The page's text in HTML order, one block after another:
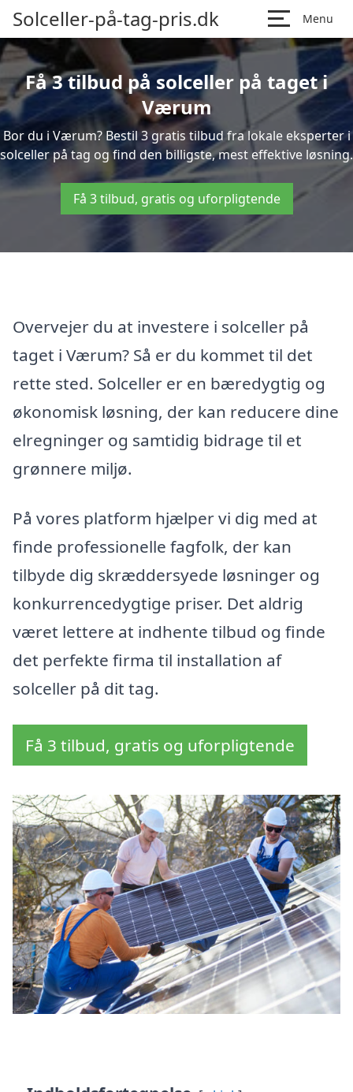
Solceller-på-tag-pris.dk Menu
Få 3 tilbud på solceller på taget i
Værum
Bor du i Værum? Bestil 3 gratis tilbud fra lokale eksperter i
solceller på tag og find den billigste, mest effektive løsning.
Få 3 tilbud, gratis og uforpligtende
Overvejer du at investere i solceller på
taget i Værum? Så er du kommet til det
rette sted. Solceller er en bæredygtig og
økonomisk løsning, der kan reducere dine
elregninger og samtidig bidrage til et
grønnere miljø.
På vores platform hjælper vi dig med at
finde professionelle fagfolk, der kan
tilbyde dig skræddersyede løsninger og
konkurrencedygtige priser. Det aldrig
været lettere at indhente tilbud og finde
det perfekte firma til installation af
solceller på dit tag.
Få 3 tilbud, gratis og uforpligtende